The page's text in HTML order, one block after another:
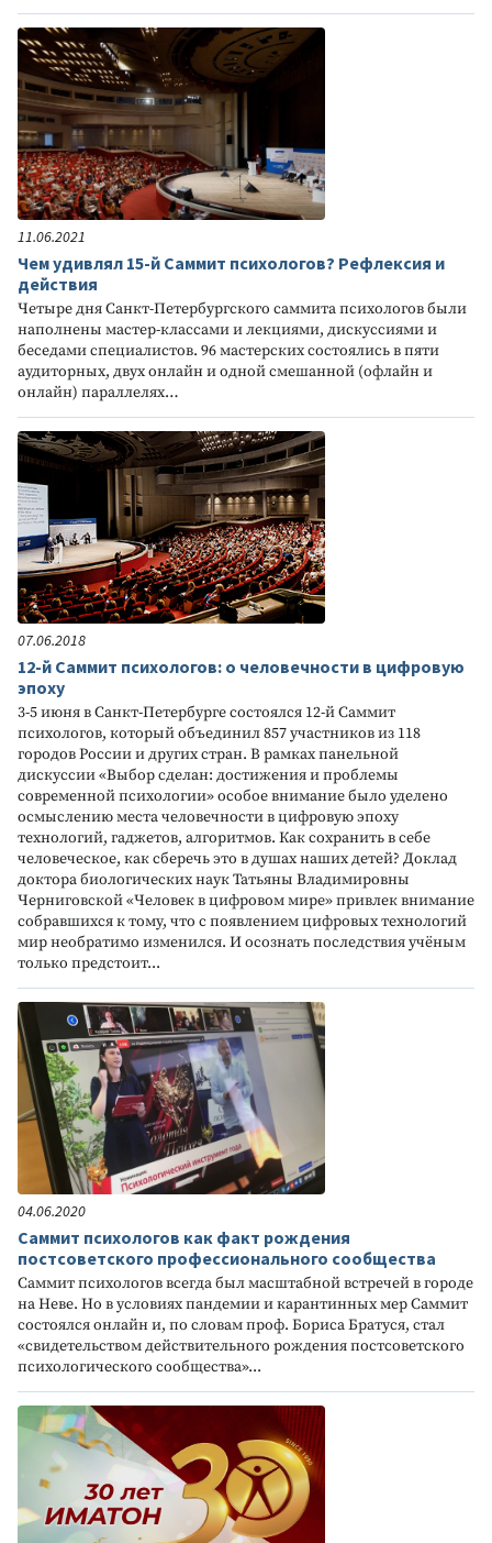
11.06.2021
Чем удивлял 15-й Саммит психологов? Рефлексия и
действия
Четыре дня Санкт-Петербургского саммита психологов были
наполнены мастер-классами и лекциями, дискуссиями и
беседами специалистов. 96 мастерских состоялись в пяти
аудиторных, двух онлайн и одной смешанной (офлайн и
онлайн) параллелях…
07.06.2018
12-й Саммит психологов: о человечности в цифровую
эпоху
3-5 июня в Санкт-Петербурге состоялся 12-й Саммит
психологов, который объединил 857 участников из 118
городов России и других стран. В рамках панельной
дискуссии «Выбор сделан: достижения и проблемы
современной психологии» особое внимание было уделено
осмыслению места человечности в цифровую эпоху
технологий, гаджетов, алгоритмов. Как сохранить в себе
человеческое, как сберечь это в душах наших детей? Доклад
доктора биологических наук Татьяны Владимировны
Черниговской «Человек в цифровом мире» привлек внимание
собравшихся к тому, что с появлением цифровых технологий
мир необратимо изменился. И осознать последствия учёным
только предстоит...
04.06.2020
Саммит психологов как факт рождения
постсоветского профессионального сообщества
Саммит психологов всегда был масштабной встречей в городе
на Неве. Но в условиях пандемии и карантинных мер Саммит
состоялся онлайн и, по словам проф. Бориса Братуся, стал
«свидетельством действительного рождения постсоветского
психологического сообщества»...